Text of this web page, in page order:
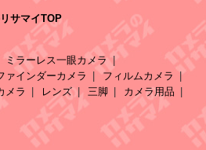
サマイTOP
ミラーレス一眼カメラ
ァインダーカメラ
フィルムカメラ
メラ レンズ 三脚 カメラ用品